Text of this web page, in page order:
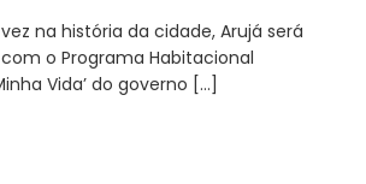
na história da cidade, Arujá será
o Programa Habitacional
Vida’ do governo […]